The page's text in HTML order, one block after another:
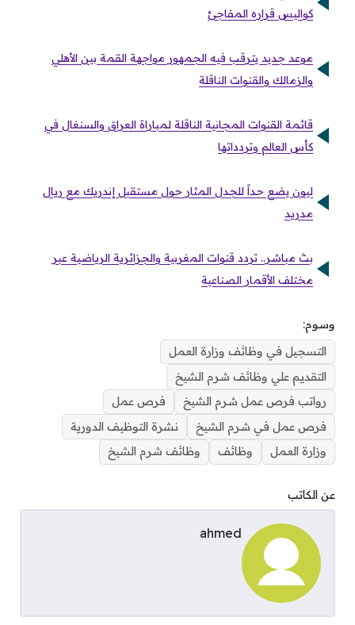
كواليس قراره المفاجئ
موعد جديد يترقب فيه الجمهور مواجهة القمة بين الأهلي
والزمالك والقنوات الناقلة
قائمة القنوات المجانية الناقلة لمباراة العراق والسنغال في
كأس العالم وتردداتها
ليون يضع حداً للجدل المثار حول مستقبل إندريك مع ريال
مدريد
بث مباشر.. تردد قنوات المغربية والجزائرية الرياضية عبر
مختلف الأقمار الصناعية
وسوم:
التسجيل في وظائف وزارة العمل
التقديم علي وظائف شرم الشيخ
رواتب فرص عمل شرم الشيخ
فرص عمل
فرص عمل في شرم الشيخ
نشرة التوظيف الدورية
وزارة العمل
وظائف وظائف شرم الشيخ
عن الكاتب
ahmed